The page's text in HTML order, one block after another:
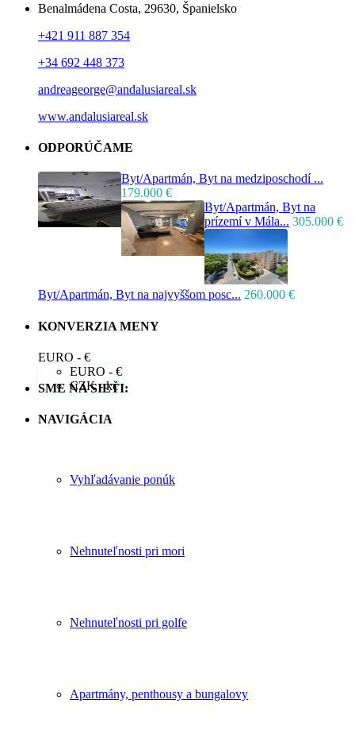
Benalmádena Costa, 29630, Španielsko
+421 911 887 354
+34 692 448 373
andreageorge@andalusiareal.sk
www.andalusiareal.sk
ODPORÚČAME
Byt/Apartmán, Byt na medziposchodí ...
179.000 €
Byt/Apartmán, Byt na
prízemí v Mála... 305.000 €
Byt/Apartmán, Byt na najvyššom posc... 260.000 €
KONVERZIA MENY
EURO - €
EURO - €
CZK - kč
SME NA SIETI:
NAVIGÁCIA
Vyhľadávanie ponúk
Nehnuteľnosti pri mori
Nehnuteľnosti pri golfe
Apartmány, penthousy a bungalovy